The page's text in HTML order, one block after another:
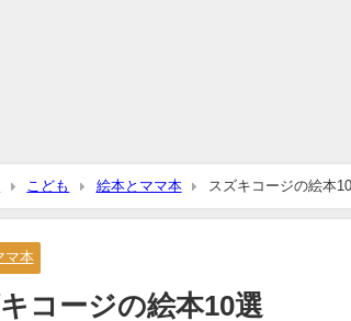
こども 絵本とママ本 スズキコージの絵本
マ本
コージの絵本10選